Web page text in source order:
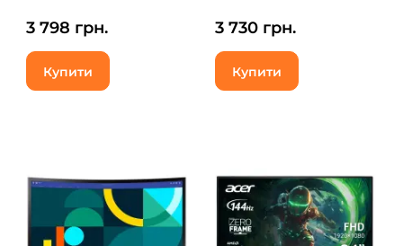
3 798 грн.
Купити
3 730 грн.
Купити